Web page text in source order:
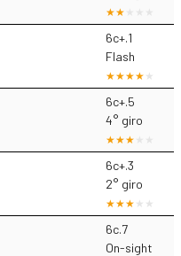
6c+.1
Flash
6c+.5
4° giro
6c+.3
2° giro
6c.7
On-sight